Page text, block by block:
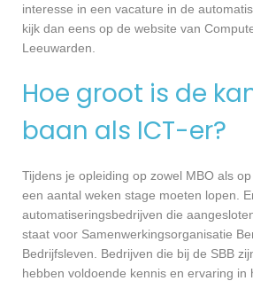
interesse in een vacature in de
kijk dan eens op de website van
Leeuwarden.
Hoe groot is de
baan als ICT-er?
Tijdens je opleiding op zowel MBO als
een aantal weken stage moeten lopen.
automatiseringsbedrijven die
staat voor Samenwerkingsorganisatie
Bedrijfsleven. Bedrijven die bij de SBB
hebben voldoende kennis en ervaring in